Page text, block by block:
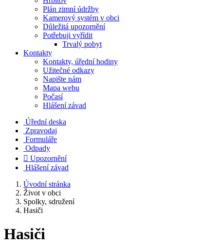
Plán zimní údržby
Kamerový systém v obci
Důležitá upozornění
Potřebuji vyřídit
Trvalý pobyt
Kontakty
Kontakty, úřední hodiny
Užitečné odkazy
Napište nám
Mapa webu
Počasí
Hlášení závad
Úřední deska
Zpravodaj
Formuláře
Odpady
 Upozornění
Hlášení závad
Úvodní stránka
Život v obci
Spolky, sdružení
Hasiči
Hasiči